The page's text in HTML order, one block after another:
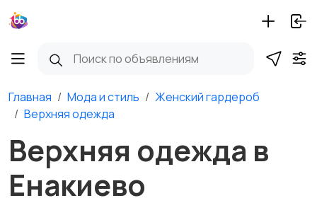
Главная Мода и стиль
Женский гардероб
Верхняя одежда
Верхняя одежда в
Енакиево